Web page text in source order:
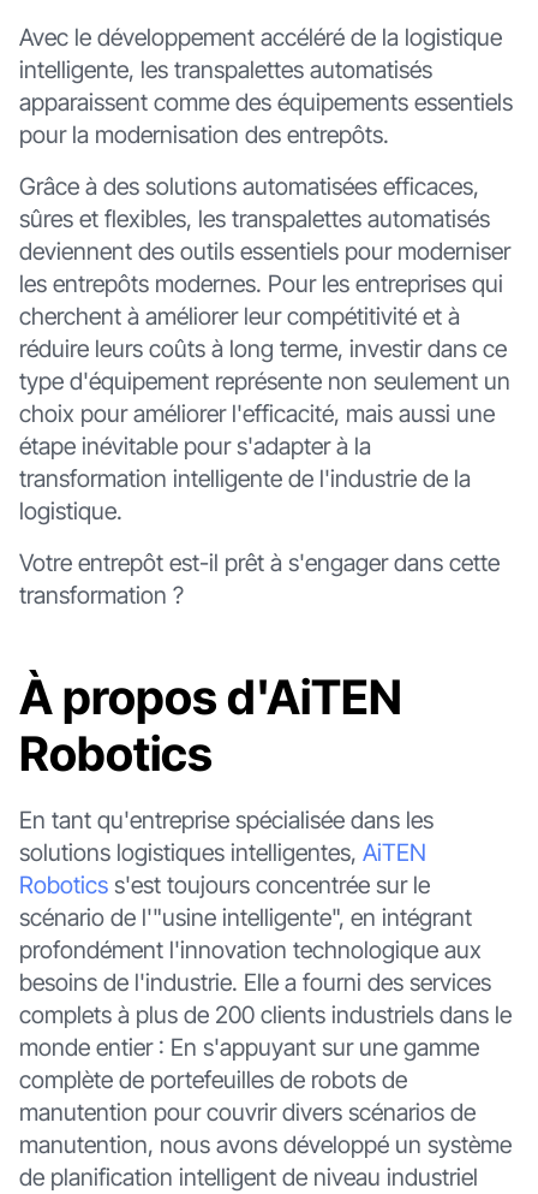
Avec le développement accéléré de la logistique
intelligente, les transpalettes automatisés
apparaissent comme des équipements essentiels
pour la modernisation des entrepôts.
Grâce à des solutions automatisées efficaces,
sûres et flexibles, les transpalettes automatisés
deviennent des outils essentiels pour moderniser
les entrepôts modernes. Pour les entreprises qui
cherchent à améliorer leur compétitivité et à
réduire leurs coûts à long terme, investir dans ce
type d'équipement représente non seulement un
choix pour améliorer l'efficacité, mais aussi une
étape inévitable pour s'adapter à la
transformation intelligente de l'industrie de la
logistique.
Votre entrepôt est-il prêt à s'engager dans cette
transformation ?
À propos d'AiTEN
Robotics
En tant qu'entreprise spécialisée dans les
solutions logistiques intelligentes, AiTEN
Roboticss'est toujours concentrée sur le
scénario de l'"usine intelligente", en intégrant
profondément l'innovation technologique aux
besoins de l'industrie. Elle a fourni des services
complets à plus de 200 clients industriels dans le
monde entier : En s'appuyant sur une gamme
complète de portefeuilles de robots de
manutention pour couvrir divers scénarios de
manutention, nous avons développé un système
de planification intelligent de niveau industriel